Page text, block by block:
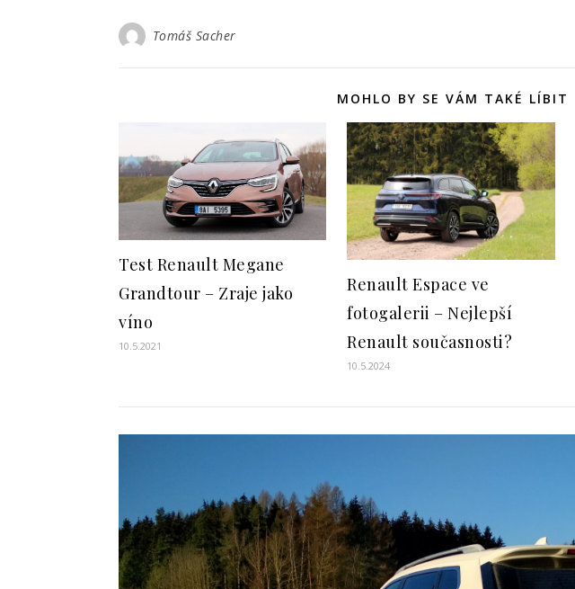
Tomáš Sacher
MOHLO BY SE VÁM TAKÉ LÍBIT
Test Renault Megane
Grandtour – Zraje jako
víno
10.5.2021
Renault Espace ve
fotogalerii – Nejlepší
Renault současnosti?
10.5.2024